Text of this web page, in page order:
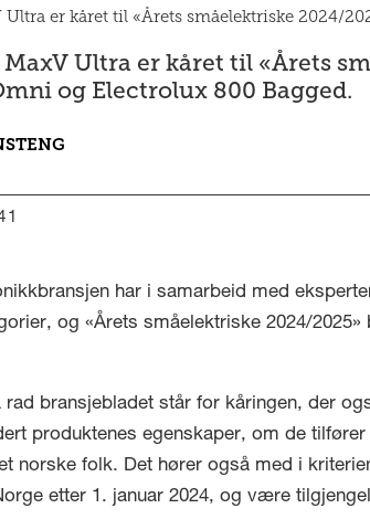
Ultra er kåret til «Årets småelektriske 2024/
MaxV Ultra er kåret til «Årets
og Electrolux 800 Bagged.
har i samarbeid med
og «Årets småelektriske 2024/
rad bransjebladet står for kåringen, der
produktenes egenskaper, om de
norske folk. Det hører også med i
etter 1. januar 2024, og være